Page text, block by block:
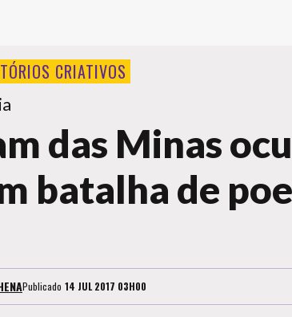
CRIATIVOS
das Minas
batalha de
Publicado 14 JUL 2017 03H00